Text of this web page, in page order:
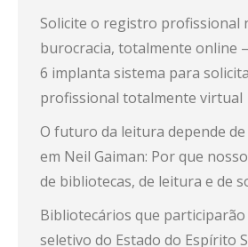
Solicite o registro profissional
burocracia, totalmente online
6 implanta sistema para
profissional totalmente virtual
O futuro da leitura depende
em Neil Gaiman: Por que
de bibliotecas, de leitura e de
Bibliotecários que
seletivo do Estado do Espírito